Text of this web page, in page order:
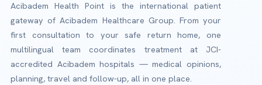
Acibadem Health Point is the international patient
gateway of Acibadem Healthcare Group. From your
first consultation to your safe return home, one
multilingual team coordinates treatment at JCI-
accredited Acibadem hospitals — medical opinions,
planning, travel and follow-up, all in one place.